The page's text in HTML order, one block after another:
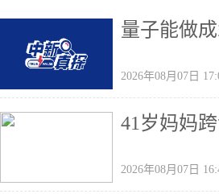
量子能做
2026年08月07日
41岁妈妈
2026年08月07日